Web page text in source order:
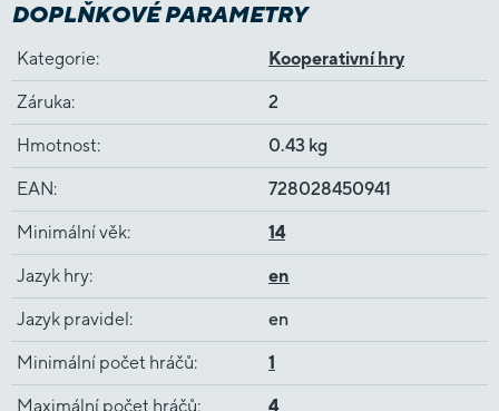
DOPLŇKOVÉ PARAMETRY
Kategorie: Kooperativní hry
Záruka: 2
Hmotnost: 0.43 kg
EAN: 728028450941
Minimální věk: 14
Jazyk hry: en
Jazyk pravidel: en
Minimální počet hráčů: 1
Maximální počet hráčů: 4